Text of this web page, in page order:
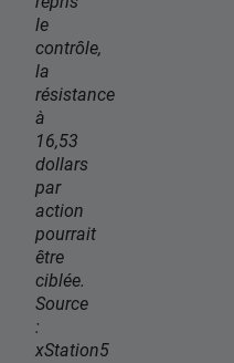
le
contrôle,
la
résistance
à
16,53
dollars
par
action
pourrait
être
ciblée.
Source
:
xStation5